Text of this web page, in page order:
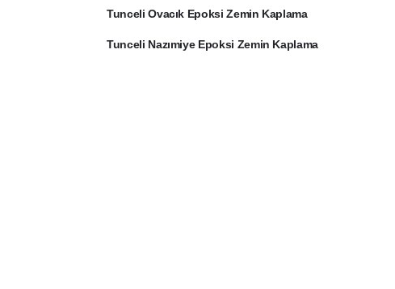
Tunceli Ovacık Epoksi Zemin Kaplama
Tunceli Nazımiye Epoksi Zemin Kaplama